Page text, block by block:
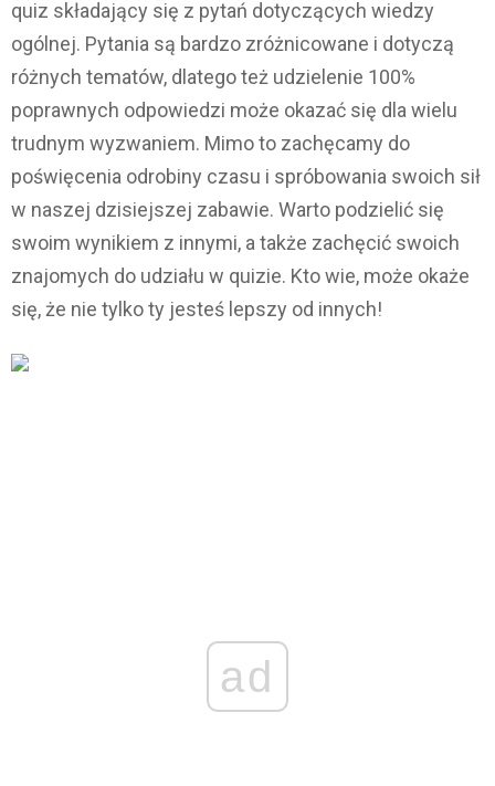
quiz składający się z pytań dotyczących wiedzy
ogólnej. Pytania są bardzo zróżnicowane i dotyczą
różnych tematów, dlatego też udzielenie 100%
poprawnych odpowiedzi może okazać się dla wielu
trudnym wyzwaniem. Mimo to zachęcamy do
poświęcenia odrobiny czasu i spróbowania swoich sił
w naszej dzisiejszej zabawie. Warto podzielić się
swoim wynikiem z innymi, a także zachęcić swoich
znajomych do udziału w quizie. Kto wie, może okaże
się, że nie tylko ty jesteś lepszy od innych!
ad